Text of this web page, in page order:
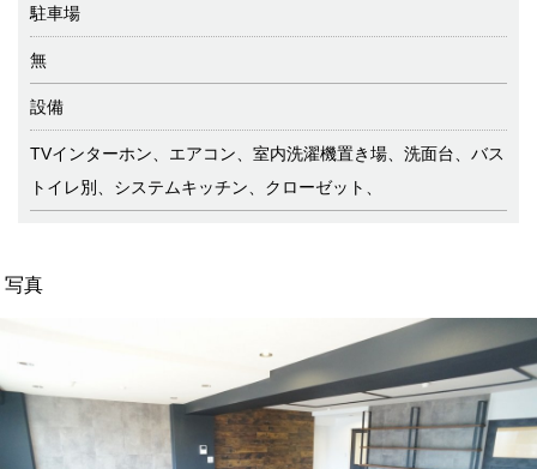
駐車場
無
設備
TVインターホン、エアコン、室内洗濯機置き場、洗面台、バス
トイレ別、システムキッチン、クローゼット、
写真